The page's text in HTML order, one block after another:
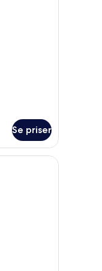
Se priser